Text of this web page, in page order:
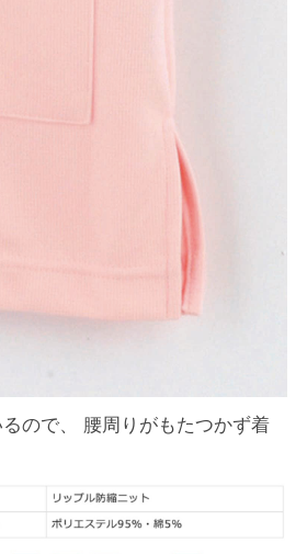
ので、 腰周りがもたつかず着